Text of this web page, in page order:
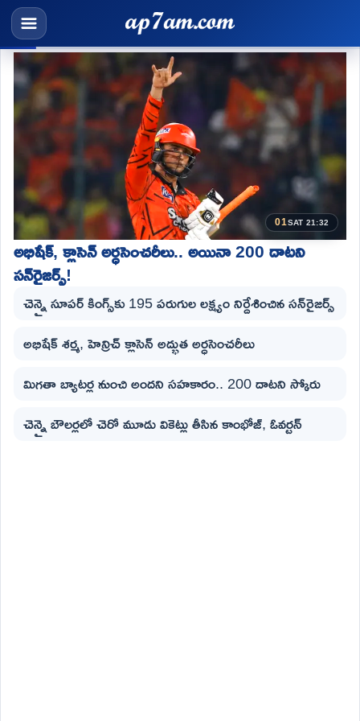
01SAT 21:32
అభిషేక్, క్లాసెన్ అర్ధసెంచరీలు.. అయినా 200 దాటని
సన్‌రైజర్స్!
చెన్నై సూపర్ కింగ్స్‌కు 195 పరుగుల లక్ష్యం నిర్దేశించిన సన్‌రైజర్స్
అభిషేక్ శర్మ, హెన్రిచ్ క్లాసెన్ అద్భుత అర్ధసెంచరీలు
మిగతా బ్యాటర్ల నుంచి అందని సహకారం.. 200 దాటని స్కోరు
చెన్నై బౌలర్లలో చెరో మూడు వికెట్లు తీసిన కాంభోజ్, ఓవర్టన్